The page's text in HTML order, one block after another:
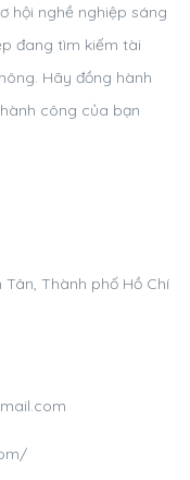
hội nghề nghiệp sáng
đang tìm kiếm tài
Hãy đồng hành
công của bạn
Tân, Thành phố Hồ Chí